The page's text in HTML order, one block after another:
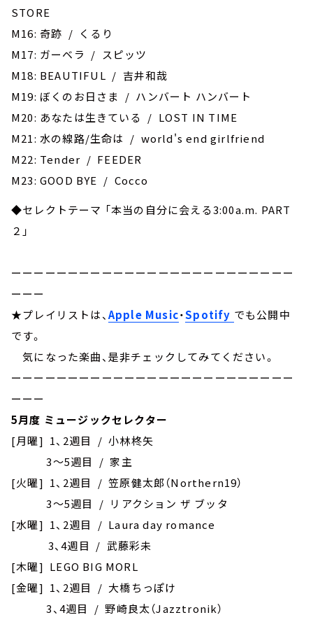
STORE
M16: 奇跡 / くるり
M17: ガーベラ / スピッツ
M18: BEAUTIFUL / 吉井和哉
M19: ぼくのお日さま / ハンバート ハンバート
M20: あなたは生きている / LOST IN TIME
M21: 水の線路/生命は / world's end girlfriend
M22: Tender / FEEDER
M23: GOOD BYE / Cocco
◆セレクトテーマ 「本当の自分に会える3:00a.m. PART
２」
ーーーーーーーーーーーーーーーーーーーーーーーーー
ーーー
★プレイリストは、Apple Music・Spotify でも公開中
です。
気になった楽曲、是非チェックしてみてください。
ーーーーーーーーーーーーーーーーーーーーーーーーー
ーーー
5月度 ミュージックセレクター
[月曜] 1、2週目 / 小林柊矢
3～5週目 / 家主
[火曜] 1、2週目 / 笠原健太郎（Northern19）
3～5週目 / リアクション ザ ブッタ
[水曜] 1、2週目 / Laura day romance
3、4週目 / 武藤彩未
[木曜] LEGO BIG MORL
[金曜] 1、2週目 / 大橋ちっぽけ
3、4週目 / 野崎良太（Jazztronik）